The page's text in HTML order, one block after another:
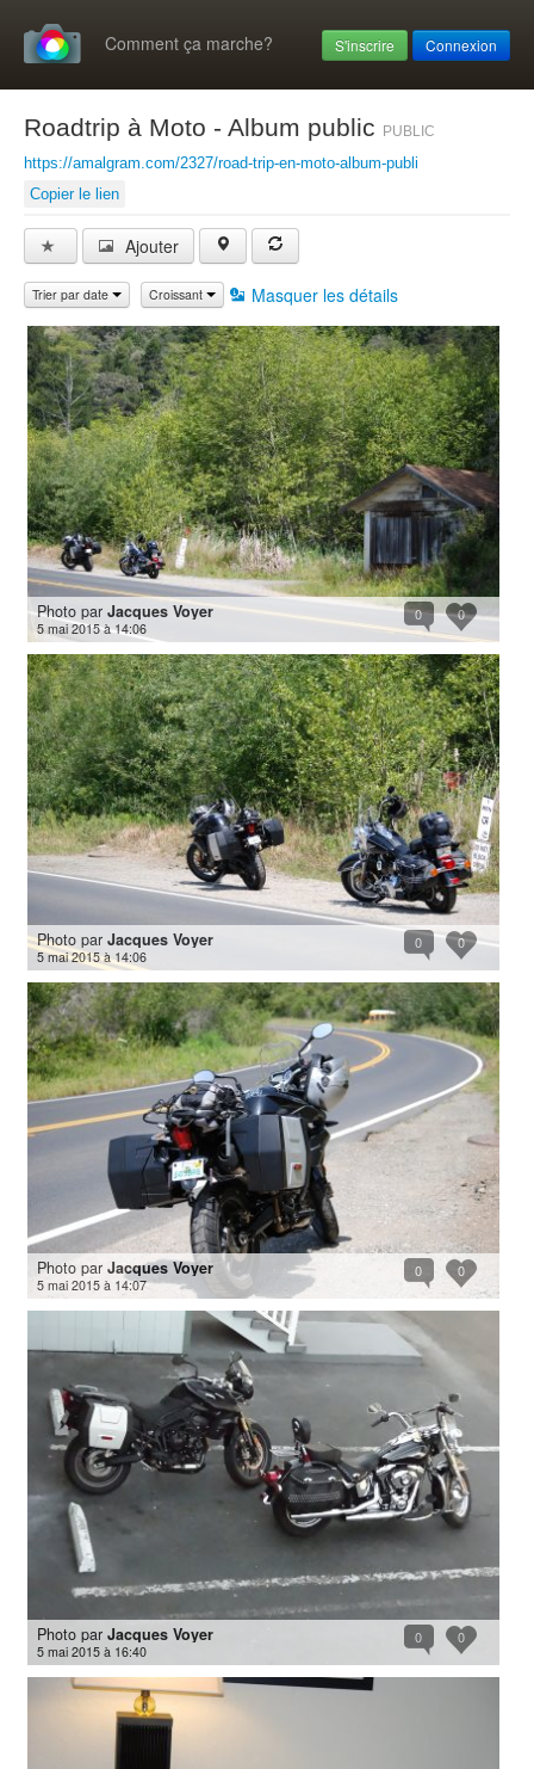
Comment ça marche? S'inscrire Connexion
Roadtrip à Moto - Album public PUBLIC
https://amalgram.com/2327/road-trip-en-moto-album-publi
Copier le lien
Ajouter
Trier par date Croissant Masquer les détails
0
0
Photo par Jacques Voyer
5 mai 2015 à 14:06
0
0
Photo par Jacques Voyer
5 mai 2015 à 14:06
0
0
Photo par Jacques Voyer
5 mai 2015 à 14:07
0
0
Photo par Jacques Voyer
5 mai 2015 à 16:40